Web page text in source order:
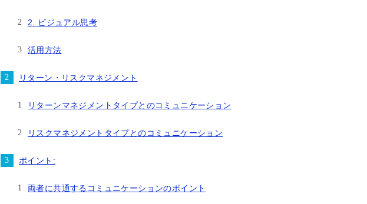
2. ビジュアル思考
活用方法
リターン・リスクマネジメント
リターンマネジメントタイプとのコミュニケーション
リスクマネジメントタイプとのコミュニケーション
ポイント:
両者に共通するコミュニケーションのポイント